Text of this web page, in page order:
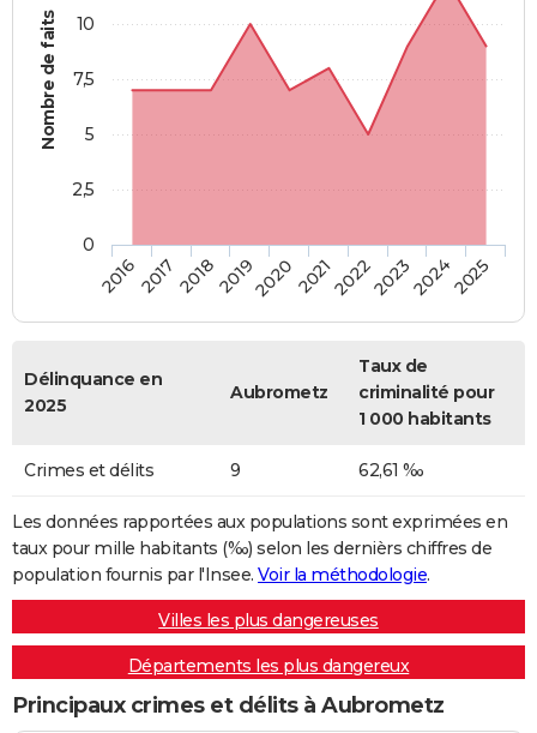
Nombre de faits
2016201720182019202020212022202320242025
0
2,5
5
7,5
10
Délinquance en
2025
Aubrometz
Taux de
criminalité pour
1 000 habitants
Crimes et délits 9 62,61 ‰
Les données rapportées aux populations sont exprimées en
taux pour mille habitants (‰) selon les dernièrs chiffres de
population fournis par l'Insee. Voir la méthodologie.
Villes les plus dangereuses
Départements les plus dangereux
Principaux crimes et délits à Aubrometz